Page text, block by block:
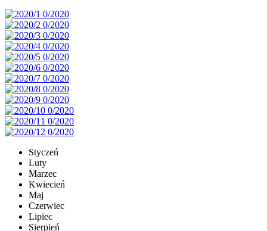
Styczeń
Luty
Marzec
Kwiecień
Maj
Czerwiec
Lipiec
Sierpień